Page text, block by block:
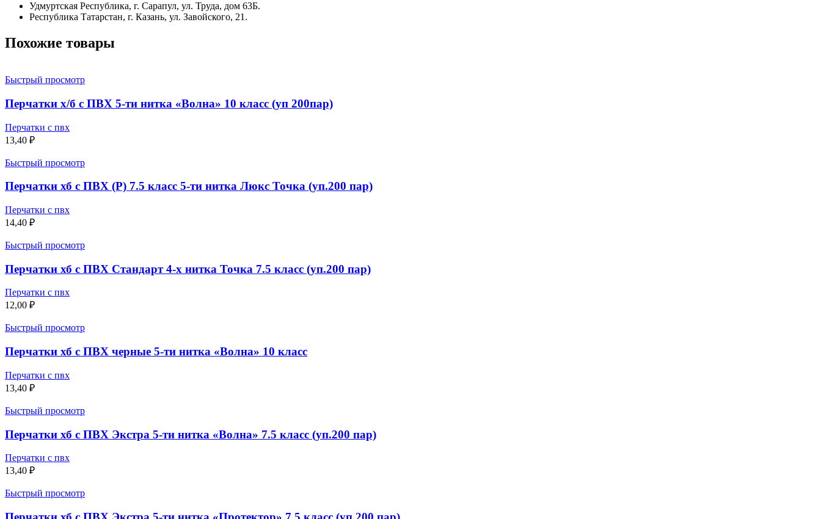
Удмуртская Республика, г. Сарапул, ул. Труда, дом 63Б.
Республика Татарстан, г. Казань, ул. Завойского, 21.
Похожие товары
Быстрый просмотр
Перчатки х/б с ПВХ 5-ти нитка «Волна» 10 класс (уп 200пар)
Перчатки с пвх
13,40 ₽
Быстрый просмотр
Перчатки хб с ПВХ (Р) 7.5 класс 5-ти нитка Люкс Точка (уп.200 пар)
Перчатки с пвх
14,40 ₽
Быстрый просмотр
Перчатки хб с ПВХ Стандарт 4-х нитка Точка 7.5 класс (уп.200 пар)
Перчатки с пвх
12,00 ₽
Быстрый просмотр
Перчатки хб с ПВХ черные 5-ти нитка «Волна» 10 класс
Перчатки с пвх
13,40 ₽
Быстрый просмотр
Перчатки хб с ПВХ Экстра 5-ти нитка «Волна» 7.5 класс (уп.200 пар)
Перчатки с пвх
13,40 ₽
Быстрый просмотр